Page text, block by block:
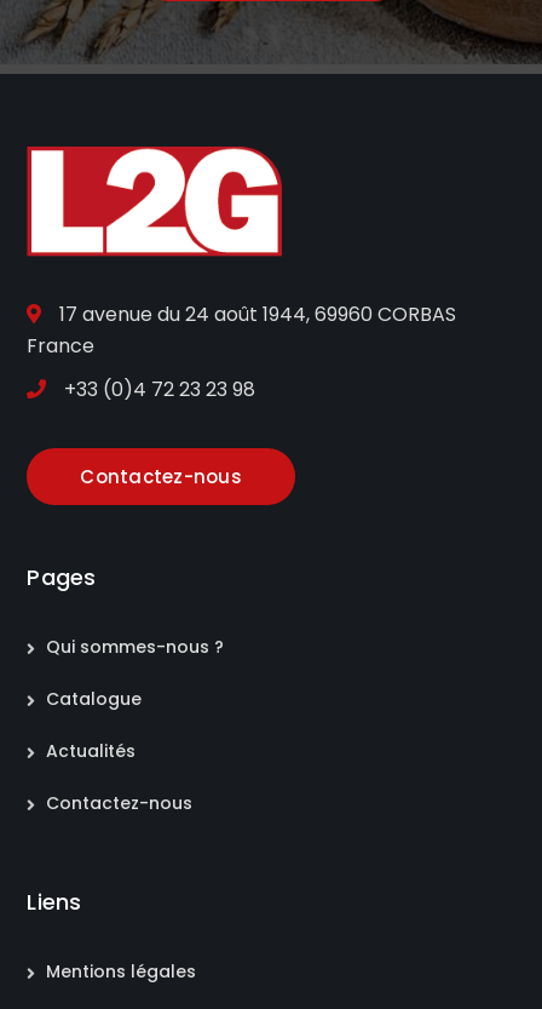
17 avenue du 24 août 1944, 69960 CORBAS
France
+33 (0)4 72 23 23 98
Contactez-nous
Pages
Qui sommes-nous ?
Catalogue
Actualités
Contactez-nous
Liens
Mentions légales